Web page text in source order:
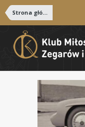
Strona główna